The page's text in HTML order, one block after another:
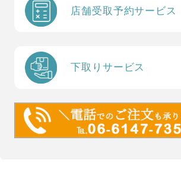
店舗受取予約サービス
下取りサービス